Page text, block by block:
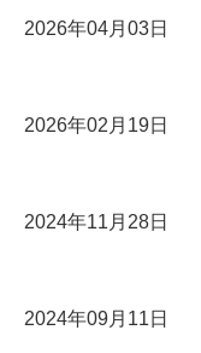
2026年04月03日
2026年02月19日
2024年11月28日
2024年09月11日